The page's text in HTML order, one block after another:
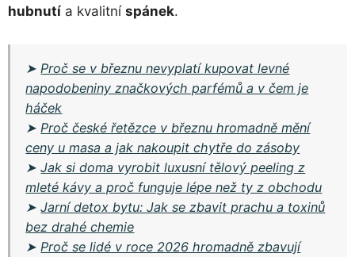
hubnutí a kvalitní spánek.
➤ Proč se v březnu nevyplatí kupovat levné
napodobeniny značkových parfémů a v čem je
háček
➤ Proč české řetězce v březnu hromadně mění
ceny u masa a jak nakoupit chytře do zásoby
➤Jak si doma vyrobit luxusní tělový peeling z
mleté kávy a proč funguje lépe než ty z obchodu
➤Jarní detox bytu: Jak se zbavit prachu a toxinů
bez drahé chemie
➤ Proč se lidé v roce 2026 hromadně zbavují